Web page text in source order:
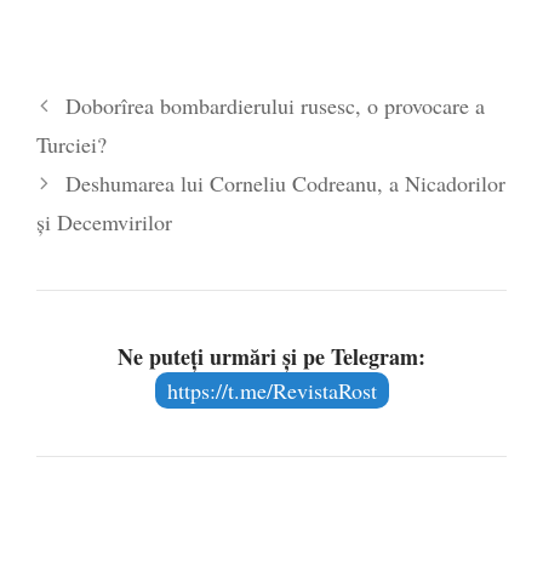
Pentagon, dar, mai ales, prin
militari, Statele Unite vor…
Doborîrea bombardierului rusesc, o provocare a
Turciei?
Deshumarea lui Corneliu Codreanu, a Nicadorilor
și Decemvirilor
Ne puteți urmări și pe Telegram:
https://t.me/RevistaRost